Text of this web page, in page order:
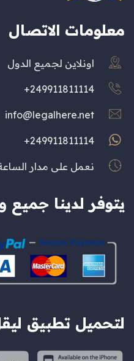
معلومات الاتصال
اونلاين لجميع الدول
249911811114+
info@legalhere.net
249911811114+
نعمل على مدار الساعة
يتوفر لدينا جميع
لتحميل تطبيق